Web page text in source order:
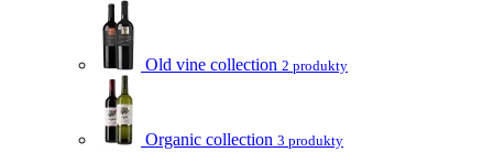
Old vine collection 2 produkty
Organic collection 3 produkty